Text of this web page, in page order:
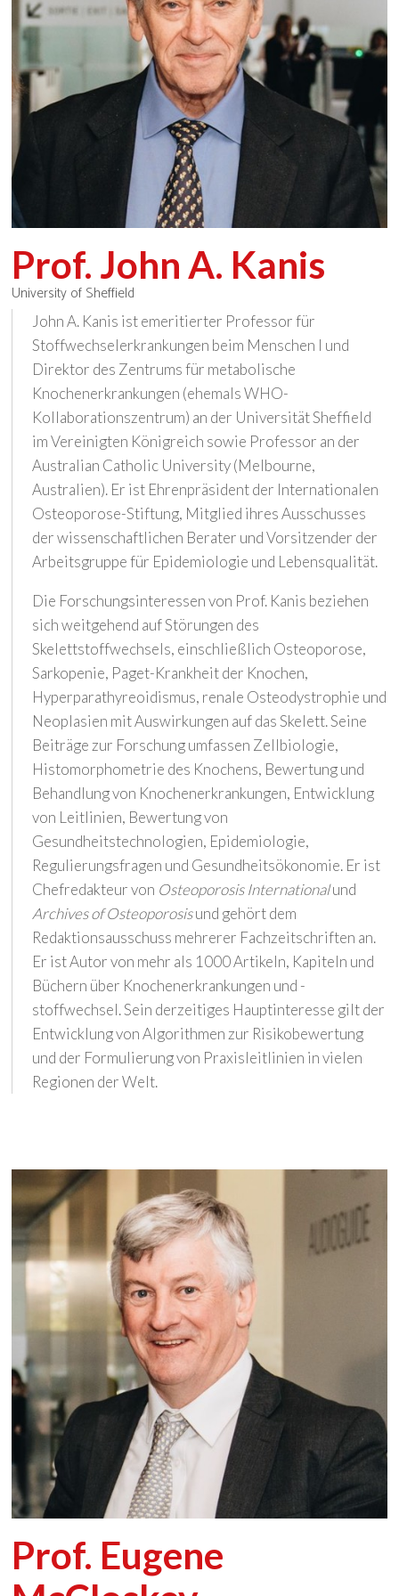
Prof. John A. Kanis
University of Sheffield
John A. Kanis ist emeritierter Professor für
Stoffwechselerkrankungen beim Menschen l und
Direktor des Zentrums für metabolische
Knochenerkrankungen (ehemals WHO-
Kollaborationszentrum) an der Universität Sheffield
im Vereinigten Königreich sowie Professor an der
Australian Catholic University (Melbourne,
Australien). Er ist Ehrenpräsident der Internationalen
Osteoporose-Stiftung, Mitglied ihres Ausschusses
der wissenschaftlichen Berater und Vorsitzender der
Arbeitsgruppe für Epidemiologie und Lebensqualität.
Die Forschungsinteressen von Prof. Kanis beziehen
sich weitgehend auf Störungen des
Skelettstoffwechsels, einschließlich Osteoporose,
Sarkopenie, Paget-Krankheit der Knochen,
Hyperparathyreoidismus, renale Osteodystrophie und
Neoplasien mit Auswirkungen auf das Skelett. Seine
Beiträge zur Forschung umfassen Zellbiologie,
Histomorphometrie des Knochens, Bewertung und
Behandlung von Knochenerkrankungen, Entwicklung
von Leitlinien, Bewertung von
Gesundheitstechnologien, Epidemiologie,
Regulierungsfragen und Gesundheitsökonomie. Er ist
Chefredakteur von Osteoporosis Internationalund
Archives of Osteoporosisund gehört dem
Redaktionsausschuss mehrerer Fachzeitschriften an.
Er ist Autor von mehr als 1000 Artikeln, Kapiteln und
Büchern über Knochenerkrankungen und -
stoffwechsel. Sein derzeitiges Hauptinteresse gilt der
Entwicklung von Algorithmen zur Risikobewertung
und der Formulierung von Praxisleitlinien in vielen
Regionen der Welt.
Prof. Eugene